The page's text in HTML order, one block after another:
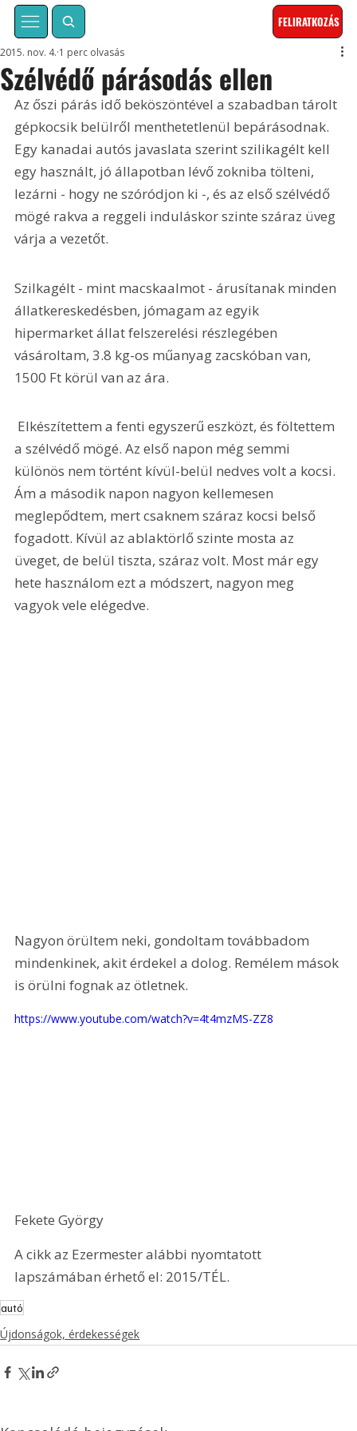
FELIRATKOZÁS
Szélvédő párásodás ellen
2015. nov. 4. 1 perc olvasás
Az őszi párás idő beköszöntével a szabadban tárolt
gépkocsik belülről menthetetlenül bepárásodnak.
Egy kanadai autós javaslata szerint szilikagélt kell
egy használt, jó állapotban lévő zokniba tölteni,
lezárni - hogy ne szóródjon ki -, és az első szélvédő
mögé rakva a reggeli induláskor szinte száraz üveg
várja a vezetőt.
Szilkagélt - mint macskaalmot - árusítanak minden
állatkereskedésben, jómagam az egyik
hipermarket állat felszerelési részlegében
vásároltam, 3.8 kg-os műanyag zacskóban van,
1500 Ft körül van az ára.
Elkészítettem a fenti egyszerű eszközt, és föltettem
a szélvédő mögé. Az első napon még semmi
különös nem történt kívül-belül nedves volt a kocsi.
Ám a második napon nagyon kellemesen
meglepődtem, mert csaknem száraz kocsi belső
fogadott. Kívül az ablaktörlő szinte mosta az
üveget, de belül tiszta, száraz volt. Most már egy
hete használom ezt a módszert, nagyon meg
vagyok vele elégedve.
Nagyon örültem neki, gondoltam továbbadom
mindenkinek, akit érdekel a dolog. Remélem mások
is örülni fognak az ötletnek.
https://www.youtube.com/watch?v=4t4mzMS-ZZ8
Fekete György
A cikk az Ezermester alábbi nyomtatott
lapszámában érhető el: 2015/TÉL.
autó
Újdonságok, érdekességek